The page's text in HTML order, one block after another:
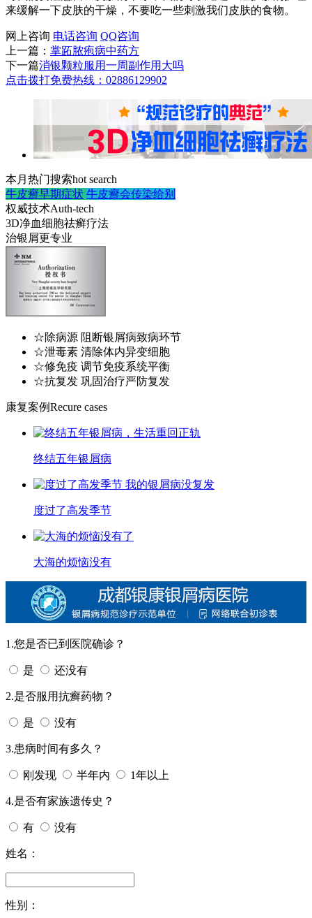
来缓解一下皮肤的干燥，不要吃一些刺激我们皮肤的食物。
网上咨询 电话咨询 QQ咨询
上一篇： 掌跖脓疱病中药方
下一篇消银颗粒服用一周副作用大吗
点击拨打免费热线：02886129902
本月热门搜索hot search
牛皮癣早期症状 牛皮癣会传染给别
权威技术Auth-tech
3D净血细胞祛癣疗法
治银屑更专业
☆除病源 阻断银屑病致病环节
☆泄毒素 清除体内异变细胞
☆修免疫 调节免疫系统平衡
☆抗复发 巩固治疗严防复发
康复案例Recure cases
终结五年银屑病
度过了高发季节
大海的烦恼没有
1.您是否已到医院确诊？
是 还没有
2.是否服用抗癣药物？
是 没有
3.患病时间有多久？
刚发现 半年内 1年以上
4.是否有家族遗传史？
有 没有
姓名：
性别：